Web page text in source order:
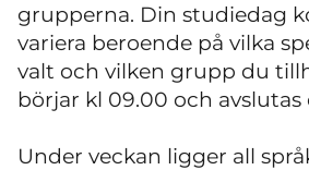
grupperna. Din studiedag
variera beroende på vilka
valt och vilken grupp du
börjar kl 09.00 och avslutas
Under veckan ligger all